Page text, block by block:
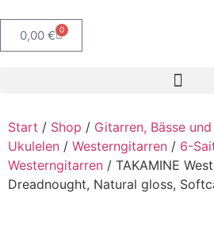
0,00 € 0
Start / Shop / Gitarren, Bässe und
Ukulelen / Westerngitarren / 6-
Westerngitarren / TAKAMINE
Dreadnought, Natural gloss,